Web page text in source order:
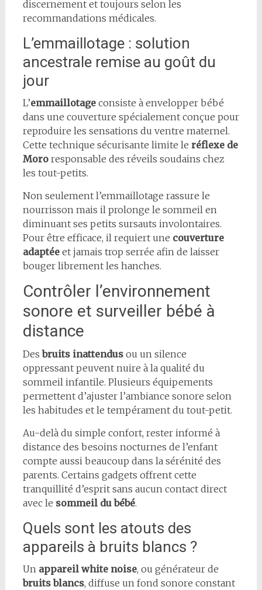
discernement et toujours selon les
recommandations médicales.
L’emmaillotage : solution
ancestrale remise au goût du
jour
L’emmaillotageconsiste à envelopper bébé
dans une couverture spécialement conçue pour
reproduire les sensations du ventre maternel.
Cette technique sécurisante limite le réflexe de
Mororesponsable des réveils soudains chez
les tout-petits.
Non seulement l’emmaillotage rassure le
nourrisson mais il prolonge le sommeil en
diminuant ses petits sursauts involontaires.
Pour être efficace, il requiert une couverture
adaptéeet jamais trop serrée afin de laisser
bouger librement les hanches.
Contrôler l’environnement
sonore et surveiller bébé à
distance
Desbruits inattendusou un silence
oppressant peuvent nuire à la qualité du
sommeil infantile. Plusieurs équipements
permettent d’ajuster l’ambiance sonore selon
les habitudes et le tempérament du tout-petit.
Au-delà du simple confort, rester informé à
distance des besoins nocturnes de l’enfant
compte aussi beaucoup dans la sérénité des
parents. Certains gadgets offrent cette
tranquillité d’esprit sans aucun contact direct
avec le sommeil du bébé.
Quels sont les atouts des
appareils à bruits blancs ?
Un appareil white noise, ou générateur de
bruits blancs, diffuse un fond sonore constant